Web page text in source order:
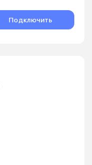
Подключить